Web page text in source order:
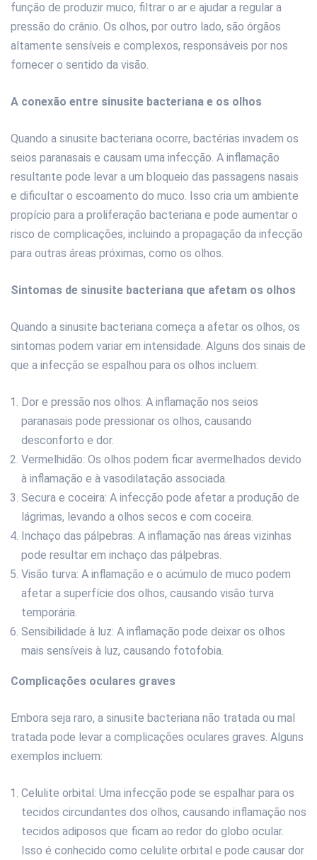
função de produzir muco, filtrar o ar e ajudar a regular a
pressão do crânio. Os olhos, por outro lado, são órgãos
altamente sensíveis e complexos, responsáveis por nos
fornecer o sentido da visão.
A conexão entre sinusite bacteriana e os olhos
Quando a sinusite bacteriana ocorre, bactérias invadem os
seios paranasais e causam uma infecção. A inflamação
resultante pode levar a um bloqueio das passagens nasais
e dificultar o escoamento do muco. Isso cria um ambiente
propício para a proliferação bacteriana e pode aumentar o
risco de complicações, incluindo a propagação da infecção
para outras áreas próximas, como os olhos.
Sintomas de sinusite bacteriana que afetam os olhos
Quando a sinusite bacteriana começa a afetar os olhos, os
sintomas podem variar em intensidade. Alguns dos sinais de
que a infecção se espalhou para os olhos incluem:
Dor e pressão nos olhos: A inflamação nos seios
paranasais pode pressionar os olhos, causando
desconforto e dor.
Vermelhidão: Os olhos podem ficar avermelhados devido
à inflamação e à vasodilatação associada.
Secura e coceira: A infecção pode afetar a produção de
lágrimas, levando a olhos secos e com coceira.
Inchaço das pálpebras: A inflamação nas áreas vizinhas
pode resultar em inchaço das pálpebras.
Visão turva: A inflamação e o acúmulo de muco podem
afetar a superfície dos olhos, causando visão turva
temporária.
Sensibilidade à luz: A inflamação pode deixar os olhos
mais sensíveis à luz, causando fotofobia.
Complicações oculares graves
Embora seja raro, a sinusite bacteriana não tratada ou mal
tratada pode levar a complicações oculares graves. Alguns
exemplos incluem:
Celulite orbital: Uma infecção pode se espalhar para os
tecidos circundantes dos olhos, causando inflamação nos
tecidos adiposos que ficam ao redor do globo ocular.
Isso é conhecido como celulite orbital e pode causar dor